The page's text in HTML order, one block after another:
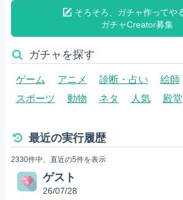
そろそろ、ガチャ作ってや
ガチャCreator募集
ガチャを探す
ゲーム アニメ 診断・占い 絵師
スポーツ
動物 ネタ 人気 殿堂
最近の実行履歴
2330件中、直近の5件を表示
ゲスト
26/07/28